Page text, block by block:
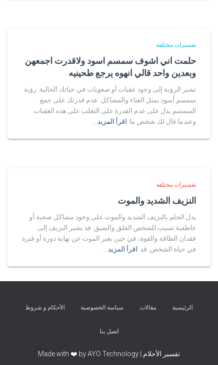
تفسيرات مختلفة
حلمت اني اشوف سمسم اسود ولاقدرت اجمعهن
وبعدين واحد قالي انهوه يرجع طحينيه
تشير الرؤية إلى وجود عقبات أو صعوبات في حياتك الحالية. رؤية
سمسم أسود يمثل العناء والمشاكل. عدم قدرتك على جمع
السمسم يدل على عدم القدرة على التغلب على هذه العقبات.
وعندما قال لك شخص ما اقرأ المزيد…
تفسيرات مختلفة
النزيف الشديد والموت
يدل الحلم بالنزيف الشديد والموت على وجود مشاكل صحية أو
عاطفية تسبب للشخص القلق والضيق. قد يشير النزيف إلى
فقدان الطاقة والقوة، في حين يعبر الموت عن نهاية دورة أو فترة
في حياة الشخص. قد اقرأ المزيد…
الرئيسية مقالات سياسة الخصوصية الأحكام و شروط
اتصل بنا
تفسير الأحلام | Made with ❤️ by AYO Technology